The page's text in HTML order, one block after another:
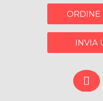
ORDINE
INVIA